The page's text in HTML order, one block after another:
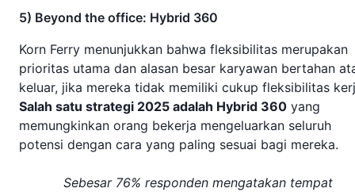
5) Beyond the office: Hybrid 360
Korn Ferry menunjukkan bahwa fleksibilitas merupakan
prioritas utama dan alasan besar karyawan bertahan
keluar, jika mereka tidak memiliki cukup fleksibilitas
Salah satu strategi 2025 adalah Hybrid 360 yang
memungkinkan orang bekerja mengeluarkan seluruh
potensi dengan cara yang paling sesuai bagi mereka.
Sebesar 76% responden mengatakan tempat